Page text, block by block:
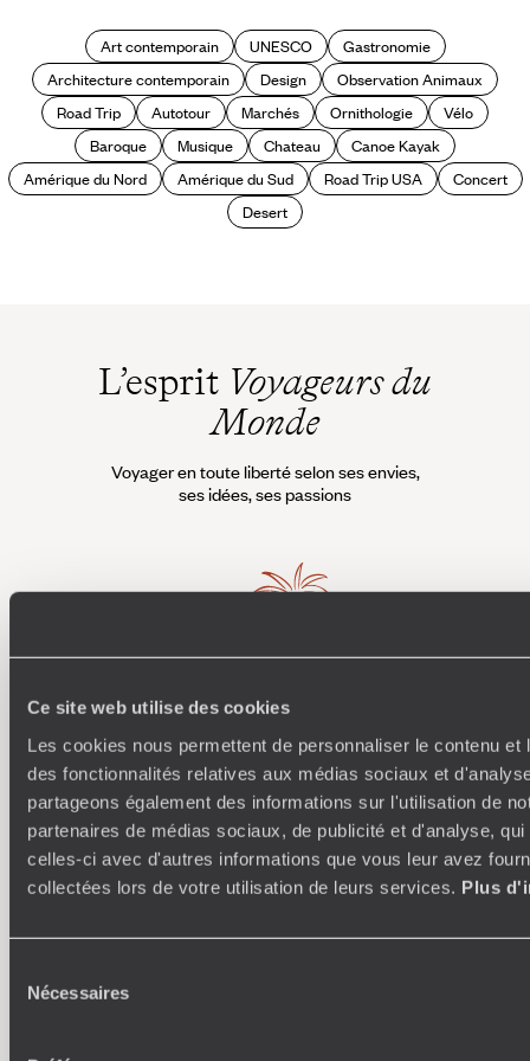
Ce site web utilise des cookies
Les cookies nous permettent de personnaliser le contenu et
des fonctionnalités relatives aux médias sociaux et
partageons également des informations sur l'utilisation de
partenaires de médias sociaux, de publicité et d'analyse,
celles-ci avec d'autres informations que vous leur avez
collectées lors de votre utilisation de leurs services. Plus
Nécessaires
Art contemporain UNESCO
Gastronomie
Architecture contemporain
Design
Observation Animaux
Road Trip
Autotour Marchés Ornithologie
Vélo
Baroque
Musique Chateau
Canoe Kayak
Amérique du Nord
Amérique du Sud Road Trip USA
Concert
Desert
L’esprit Voyageurs du
Monde
Voyager en toute liberté selon ses envies,
ses idées, ses passions
Où je veux
250 conseillers spécialisés par pays et par régions :
Amoureux du beau jamais à court d’idées, ils vous
inspirent et créent un voyage ultra-personnalisé :
étapes, hébergements, ateliers, rencontres…
À